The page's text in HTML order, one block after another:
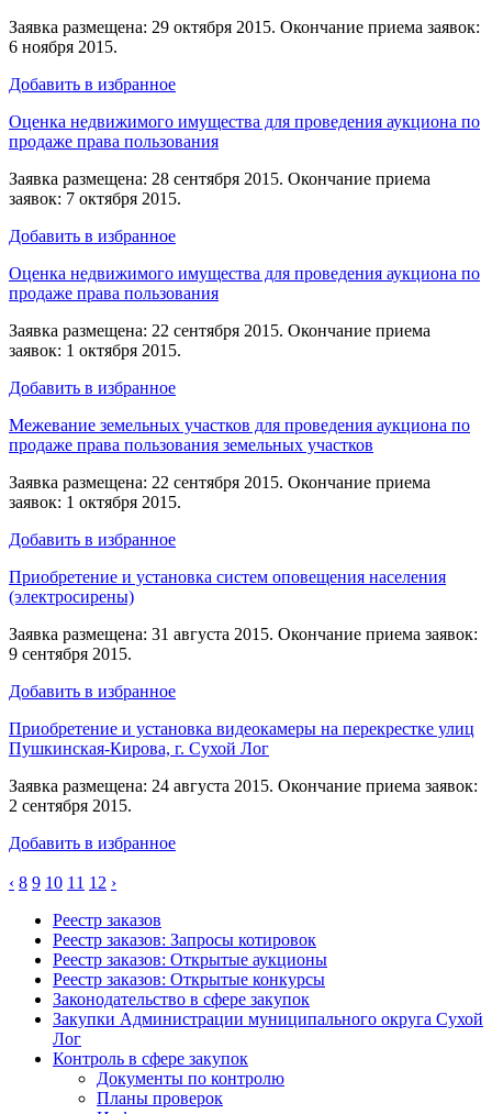
Заявка размещена: 29 октября 2015. Окончание приема заявок:
6 ноября 2015.
Добавить в избранное
Оценка недвижимого имущества для проведения аукциона по
продаже права пользования
Заявка размещена: 28 сентября 2015. Окончание приема
заявок: 7 октября 2015.
Добавить в избранное
Оценка недвижимого имущества для проведения аукциона по
продаже права пользования
Заявка размещена: 22 сентября 2015. Окончание приема
заявок: 1 октября 2015.
Добавить в избранное
Межевание земельных участков для проведения аукциона по
продаже права пользования земельных участков
Заявка размещена: 22 сентября 2015. Окончание приема
заявок: 1 октября 2015.
Добавить в избранное
Приобретение и установка систем оповещения населения
(электросирены)
Заявка размещена: 31 августа 2015. Окончание приема заявок:
9 сентября 2015.
Добавить в избранное
Приобретение и установка видеокамеры на перекрестке улиц
Пушкинская-Кирова, г. Сухой Лог
Заявка размещена: 24 августа 2015. Окончание приема заявок:
2 сентября 2015.
Добавить в избранное
‹ 8 9 10 11 12 ›
Реестр заказов
Реестр заказов: Запросы котировок
Реестр заказов: Открытые аукционы
Реестр заказов: Открытые конкурсы
Законодательство в сфере закупок
Закупки Администрации муниципального округа Сухой
Лог
Контроль в сфере закупок
Документы по контролю
Планы проверок